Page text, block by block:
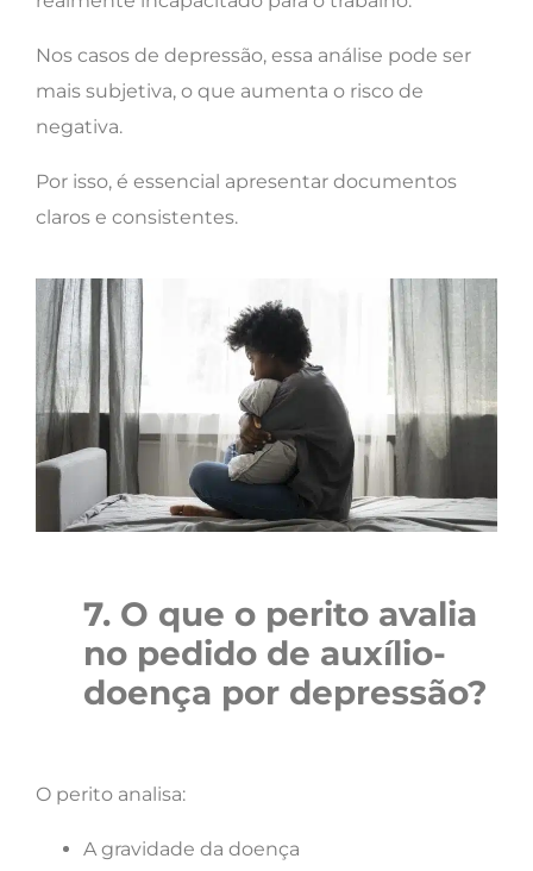
Nos casos de depressão, essa análise pode ser
mais subjetiva, o que aumenta o risco de
negativa.
Por isso, é essencial apresentar documentos
claros e consistentes.
7. O que o perito avalia
no pedido de auxílio-
doença por depressão?
O perito analisa:
A gravidade da doença